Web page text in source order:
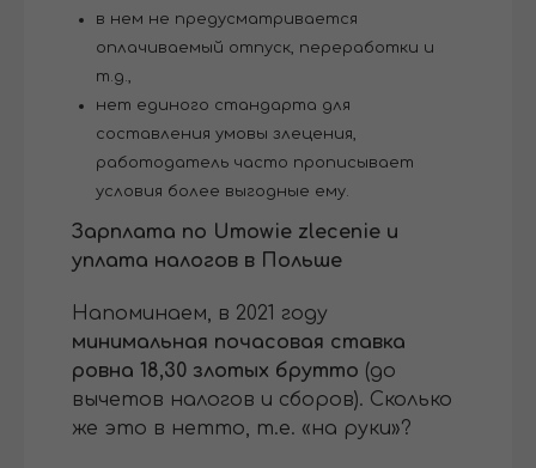
в нем не предусматривается
оплачиваемый отпуск, переработки и
т.д.,
нет единого стандарта для
составления умовы злецения,
работодатель часто прописывает
условия более выгодные ему.
Зарплата по Umowie zlecenie и
уплата налогов в Польше
Напоминаем, в 2021 году
минимальная почасовая ставка
ровна 18,30 злотых брутто (до
вычетов налогов и сборов). Сколько
же это в нетто, т.е. «на руки»?